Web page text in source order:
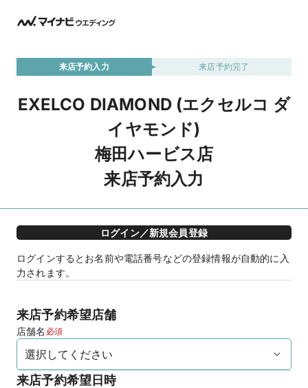
来店予約入力 来店予約完了
EXELCO DIAMOND (エクセルコ ダ
イヤモンド)
梅田ハービス店
来店予約入力
ログイン／新規会員登録
ログインするとお名前や電話番号などの登録情報が自動的に入
力されます。
来店予約希望店舗
店舗名 必須
来店予約希望日時